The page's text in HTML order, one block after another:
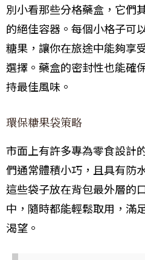
別小看那些分格藥盒，它們
的絕佳容器。每個小格子可
糖果，讓你在旅途中能夠享
選擇。藥盒的密封性也能確
持最佳風味。
環保糖果袋策略
市面上有許多專為零食設計
們通常體積小巧，且具有防
這些袋子放在背包最外層的
中，隨時都能輕鬆取用，滿
渴望。